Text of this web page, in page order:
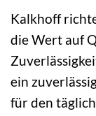
Kalkhoff
die Wert auf
ein
für den